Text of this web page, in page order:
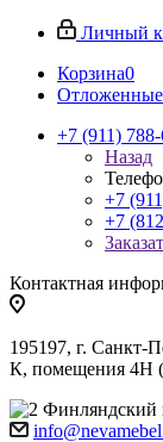
Личный
Корзина0
Отложенные
+7 (911)
Назад
+7
+7
Контактная
195197, г. Санкт-
К, помещения 4Н
Финляндский